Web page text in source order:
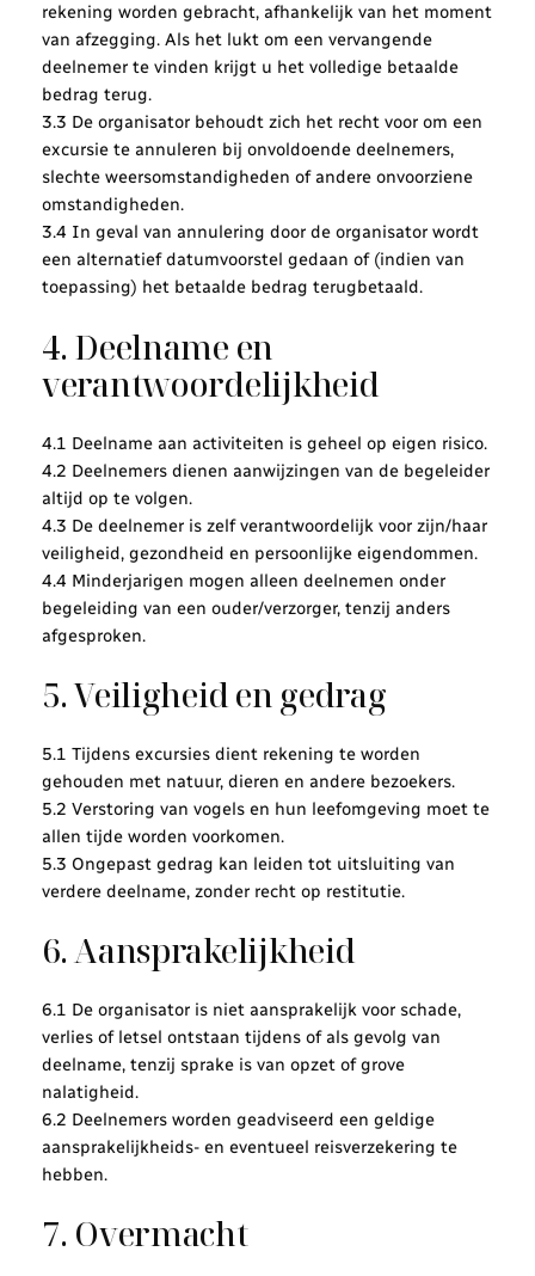
rekening worden gebracht, afhankelijk van het moment
van afzegging. Als het lukt om een vervangende
deelnemer te vinden krijgt u het volledige betaalde
bedrag terug.
3.3 De organisator behoudt zich het recht voor om een
excursie te annuleren bij onvoldoende deelnemers,
slechte weersomstandigheden of andere onvoorziene
omstandigheden.
3.4 In geval van annulering door de organisator wordt
een alternatief datumvoorstel gedaan of (indien van
toepassing) het betaalde bedrag terugbetaald.
4. Deelname en
verantwoordelijkheid
4.1 Deelname aan activiteiten is geheel op eigen risico.
4.2 Deelnemers dienen aanwijzingen van de begeleider
altijd op te volgen.
4.3 De deelnemer is zelf verantwoordelijk voor zijn/haar
veiligheid, gezondheid en persoonlijke eigendommen.
4.4 Minderjarigen mogen alleen deelnemen onder
begeleiding van een ouder/verzorger, tenzij anders
afgesproken.
5. Veiligheid en gedrag
5.1 Tijdens excursies dient rekening te worden
gehouden met natuur, dieren en andere bezoekers.
5.2 Verstoring van vogels en hun leefomgeving moet te
allen tijde worden voorkomen.
5.3 Ongepast gedrag kan leiden tot uitsluiting van
verdere deelname, zonder recht op restitutie.
6. Aansprakelijkheid
6.1 De organisator is niet aansprakelijk voor schade,
verlies of letsel ontstaan tijdens of als gevolg van
deelname, tenzij sprake is van opzet of grove
nalatigheid.
6.2 Deelnemers worden geadviseerd een geldige
aansprakelijkheids- en eventueel reisverzekering te
hebben.
7. Overmacht